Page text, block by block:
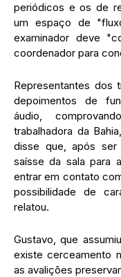
periódicos e os de
um espaço de
examinador deve
coordenador para
Representantes dos
depoimentos de
áudio,
trabalhadora da
disse que, após
saísse da sala para
entrar em contato
possibilidade de
relatou.
Gustavo, que
existe cerceamento
as avalições